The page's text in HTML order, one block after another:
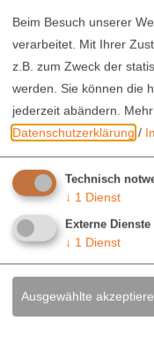
manuelle Herstellung
Maschinen aus
Versand. Sie wenden
verstiften, vernieten
Arbeiten mit
und Richtlinien.
Die Fachkraft für
Ausbildungsberuf der
Fachrichtung
Ausbildungsjahr die
wohingegen unserer
Beim Besuch unserer
verarbeitet. Mit Ihrer
z.B. zum Zweck der
werden. Sie können die
jederzeit abändern.
Datenschutzerklärung /
Technisch
↓ 1 Dienst
Externe Dienste
↓ 1 Dienst
Ausgewählte